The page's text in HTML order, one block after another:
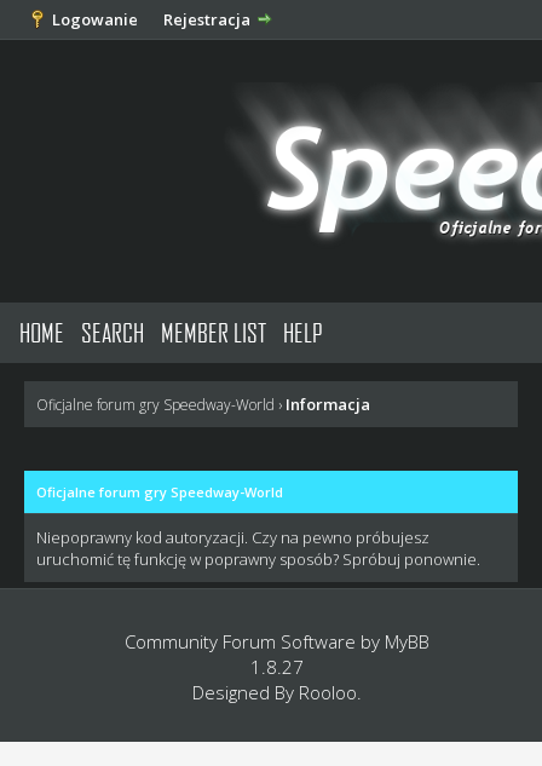
Logowanie Rejestracja
HOME SEARCH MEMBER LIST HELP
Oficjalne forum gry Speedway-World › Informacja
Oficjalne forum gry Speedway-World
Niepoprawny kod autoryzacji. Czy na pewno próbujesz
uruchomić tę funkcję w poprawny sposób? Spróbuj ponownie.
Community Forum Software by MyBB
1.8.27
Designed By Rooloo.